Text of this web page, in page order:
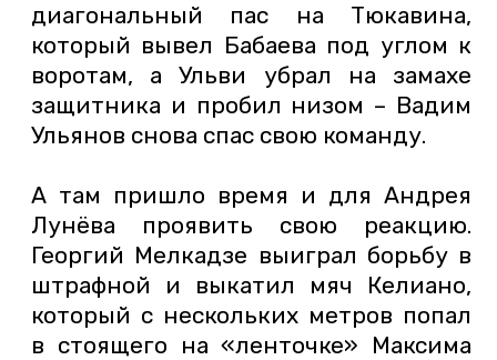
диагональный пас на Тюкавина,
который вывел Бабаева под углом к
воротам, а Ульви убрал на замахе
защитника и пробил низом – Вадим
Ульянов снова спас свою команду.
А там пришло время и для Андрея
Лунёва проявить свою реакцию.
Георгий Мелкадзе выиграл борьбу в
штрафной и выкатил мяч Келиано,
который с нескольких метров попал
в стоящего на «ленточке» Максима